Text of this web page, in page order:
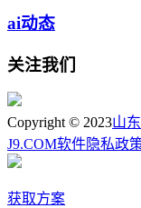
ai动态
关注我们
Copyright © 2023山
J9.COM软件隐私政
获取方案